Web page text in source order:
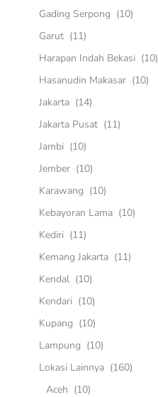
Gading Serpong (10)
Garut (11)
Harapan Indah Bekasi (10)
Hasanudin Makasar (10)
Jakarta (14)
Jakarta Pusat (11)
Jambi (10)
Jember (10)
Karawang (10)
Kebayoran Lama (10)
Kediri (11)
Kemang Jakarta (11)
Kendal (10)
Kendari (10)
Kupang (10)
Lampung (10)
Lokasi Lainnya (160)
Aceh (10)